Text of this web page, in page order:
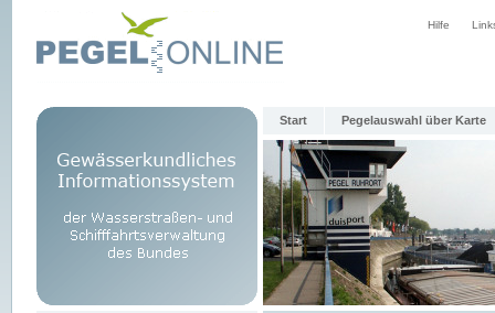
Hilfe
Start Pegelauswahl über Karte